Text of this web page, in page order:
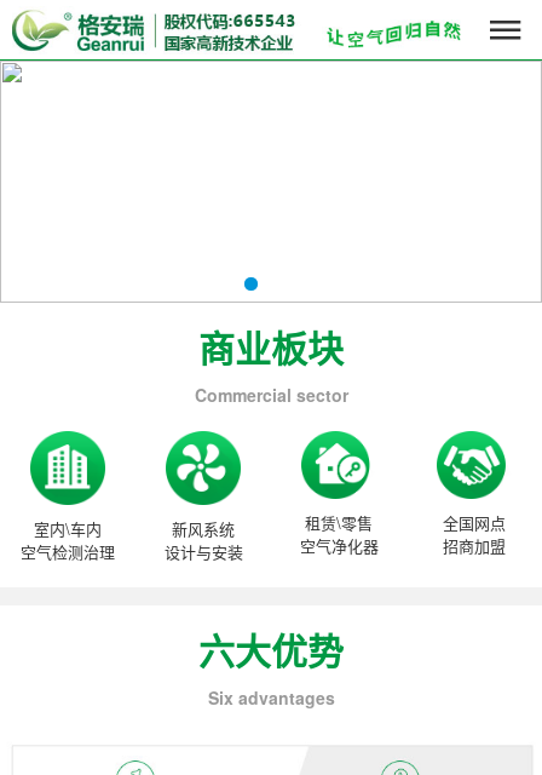

商业板块
Commercial sector
室内\车内
空气检测治理
新风系统
设计与安装
租赁\零售
空气净化器
全国网点
招商加盟
六大优势
Six advantages